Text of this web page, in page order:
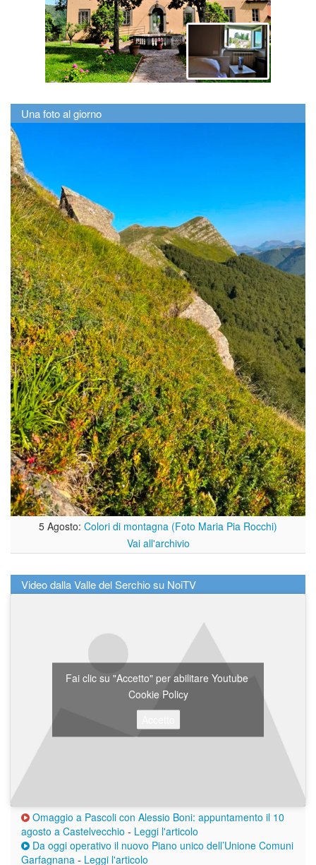
Una foto al giorno
5 Agosto: Colori di montagna (Foto Maria Pia Rocchi)
Vai all'archivio
Video dalla Valle del Serchio su NoiTV
Fai clic su "Accetto" per abilitare Youtube
Cookie Policy
Omaggio a Pascoli con Alessio Boni: appuntamento il 10
agosto a Castelvecchio - Leggi l'articolo
Da oggi operativo il nuovo Piano unico dell’Unione Comuni
Garfagnana - Leggi l'articolo